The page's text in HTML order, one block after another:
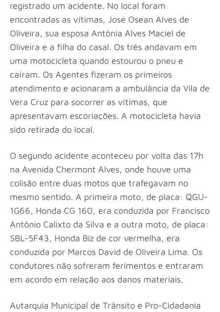
registrado um acidente. No local foram
encontradas as vítimas, José Osean Alves de
Oliveira, sua esposa Antônia Alves Maciel de
Oliveira e a filha do casal. Os três andavam em
uma motocicleta quando estourou o pneu e
caíram. Os Agentes fizeram os primeiros
atendimento e acionaram a ambulância da Vila de
Vera Cruz para socorrer as vítimas, que
apresentavam escoriações. A motocicleta havia
sido retirada do local.
O segundo acidente aconteceu por volta das 17h
na Avenida Chermont Alves, onde houve uma
colisão entre duas motos que trafegavam no
mesmo sentido. A primeira moto, de placa: QGU-
1G66, Honda CG 160, era conduzida por Francisco
Antônio Calixto da Silva e a outra moto, de placa:
SBL-5F43, Honda Biz de cor vermelha, era
conduzida por Marcos David de Oliveira Lima. Os
condutores não sofreram ferimentos e entraram
em acordo em relação aos danos materiais.
Autarquia Municipal de Trânsito e Pro-Cidadania